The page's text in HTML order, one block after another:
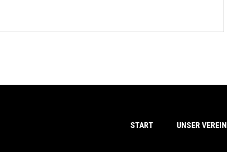
START UNSER VEREIN